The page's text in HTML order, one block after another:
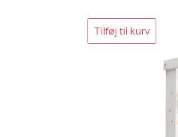
Tilføj til kurv